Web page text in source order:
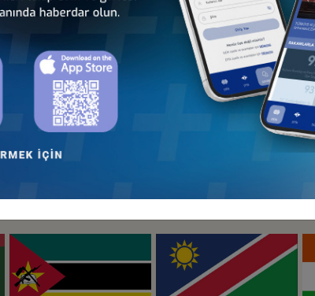
Türkiye - Kenya
İş Konseyi
İş Konseyi
İş Konseyi